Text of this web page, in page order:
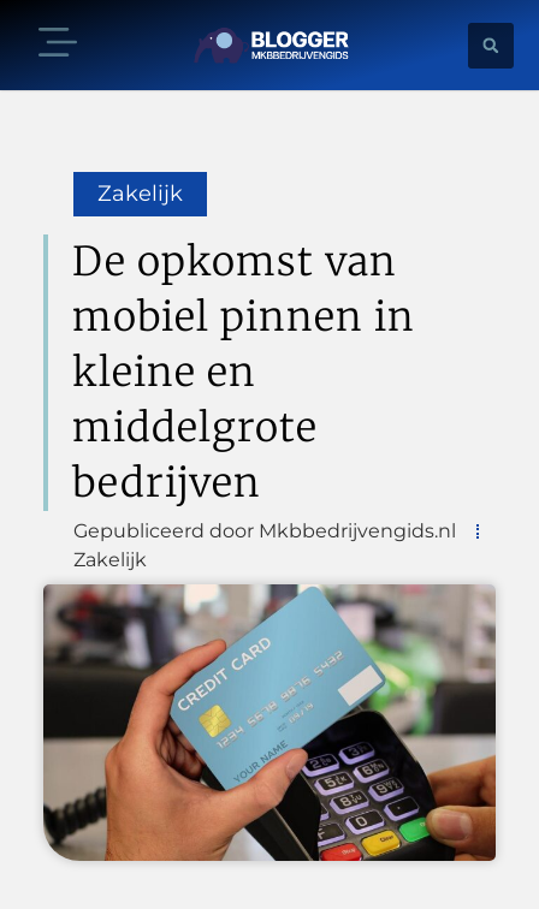
Zakelijk
De opkomst van
mobiel pinnen in
kleine en
middelgrote
bedrijven
Gepubliceerd door Mkbbedrijvengids.nl
Zakelijk